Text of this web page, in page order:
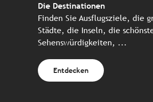
Die Destinationen
Finden Sie Ausflugsziele, die
Städte, die Inseln, die
Sehenswürdigkeiten, ...
Entdecken